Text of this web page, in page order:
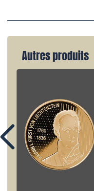
Autres produits